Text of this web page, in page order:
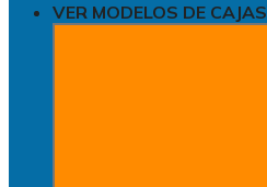
VER MODELOS DE CAJAS